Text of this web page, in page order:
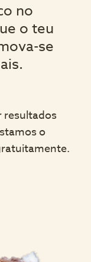
no
o teu
se
resultados
o